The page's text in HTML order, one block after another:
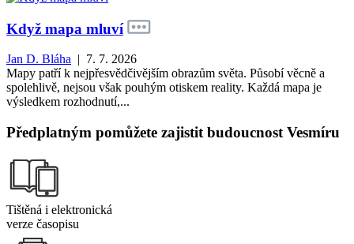
Když mapa mluví
Jan D. Bláha | 7. 7. 2026
Mapy patří k nejpřesvědčivějším obrazům světa. Působí věcně a
spolehlivě, nejsou však pouhým otiskem reality. Každá mapa je
výsledkem rozhodnutí,...
Předplatným pomůžete zajistit budoucnost Vesmíru
Tištěná i elektronická
verze časopisu